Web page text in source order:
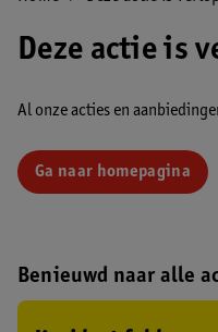
Deze actie is
Al onze acties en
Ga naar homepagina
Benieuwd naar alle